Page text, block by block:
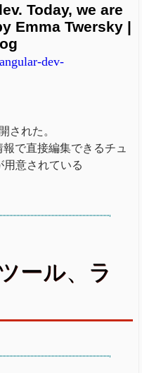
Today, we are
Emma Twersky |
dev-
された。
で直接編集できるチュ
意されている
ール、ラ